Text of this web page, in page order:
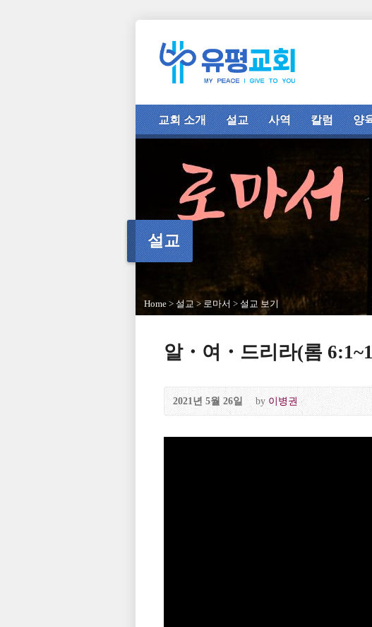
교회 소개 설교 사역 칼럼 양
설교
Home > 설교> 로마서 > 설교 보기
알・여・드리라(롬
2021년 5월 26일 by 이병권